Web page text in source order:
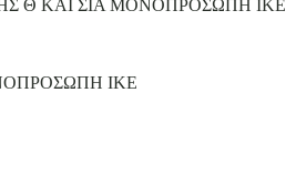
Θ ΚΑΙ ΣΙΑ ΜΟΝΟΠΡΟΣΩΠΗ ΙΚΕ
ΙΚΕ